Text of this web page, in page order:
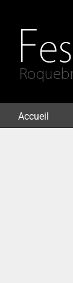
Accueil